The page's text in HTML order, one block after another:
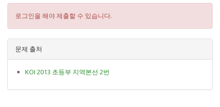
로그인을 해야 제출할 수 있습니다.
문제 출처
KOI 2013 초등부 지역본선 2번